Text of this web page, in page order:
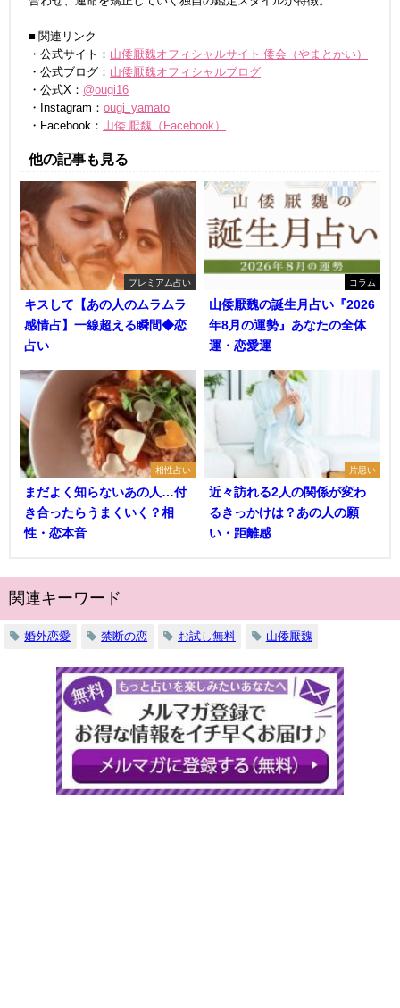
■ 関連リンク
・公式サイト： 山倭厭魏オフィシャルサイト 倭会（やまとかい）
・公式ブログ： 山倭厭魏オフィシャルブログ
・公式X： @ougi16
・Instagram： ougi_yamato
・Facebook： 山倭 厭魏（Facebook）
他の記事も見る
プレミアム占い
キスして【あの人のムラムラ
感情占】一線超える瞬間◆恋
占い
コラム
山倭厭魏の誕生月占い『2026
年8月の運勢』あなたの全体
運・恋愛運
相性占い
まだよく知らないあの人…付
き合ったらうまくいく？相
性・恋本音
片思い
近々訪れる2人の関係が変わ
るきっかけは？あの人の願
い・距離感
関連キーワード
婚外恋愛 禁断の恋 お試し無料 山倭厭魏